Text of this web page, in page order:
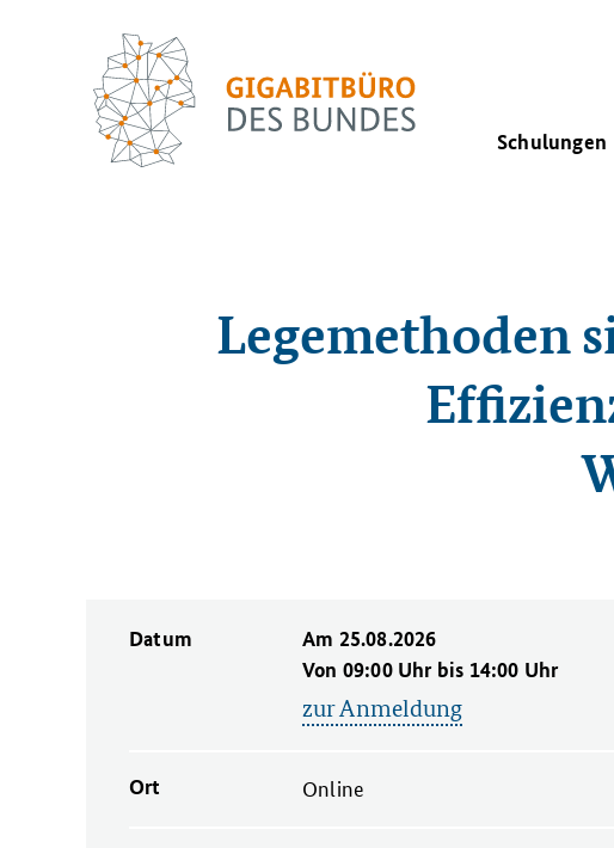
Schulungen
Legemethoden
Datum
Am 25.08.2026
Von 09:00 Uhr bis 14:00 Uhr
zur Anmeldung
Ort Online